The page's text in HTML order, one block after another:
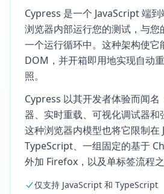
Cypress 是一个 JavaScript 端
浏览器内部运行您的测试，与您
一个运行循环中。这种架构使它
DOM，并开箱即用地实现自动
照。
Cypress 以其开发者体验而闻名
器、实时重载、可视化调试器和
这种浏览器内模型也将它限制在
TypeScript、一组固定的基于
外加 Firefox，以及单标签流程之
仅支持 JavaScript 和 TypeScript